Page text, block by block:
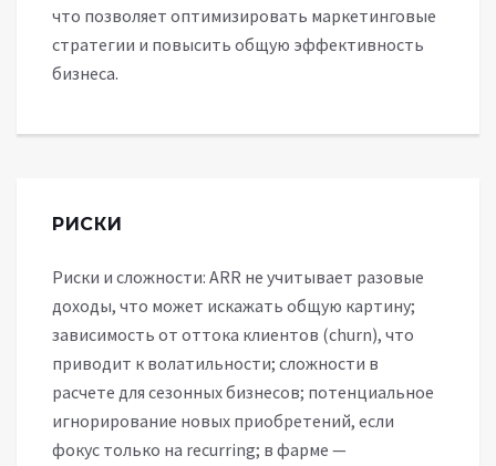
что позволяет оптимизировать маркетинговые
стратегии и повысить общую эффективность
бизнеса.
РИСКИ
Риски и сложности: ARR не учитывает разовые
доходы, что может искажать общую картину;
зависимость от оттока клиентов (churn), что
приводит к волатильности; сложности в
расчете для сезонных бизнесов; потенциальное
игнорирование новых приобретений, если
фокус только на recurring; в фарме —